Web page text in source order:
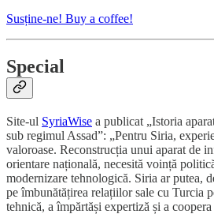
Susține-ne! Buy a coffee!
Special
Site-ul SyriaWise a publicat „Istoria
sub regimul Assad”: „Pentru Siria,
valoroase. Reconstrucția unui aparat de
orientare națională, necesită voință
modernizare tehnologică. Siria ar putea,
pe îmbunătățirea relațiilor sale cu Turcia
tehnică, a împărtăși expertiză și a